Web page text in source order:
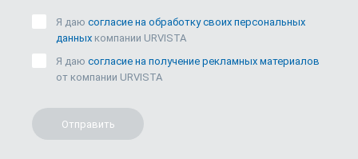
Я даю согласие на обработку своих персональных
данных компании URVISTA
Я даю согласие на получение рекламных материалов
от компании URVISTA
Отправить